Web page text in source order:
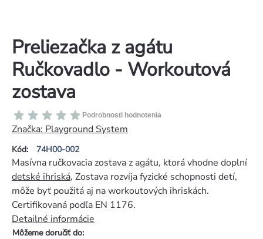
Preliezačka z agátu
Ručkovadlo - Workoutová
zostava
Kód: 74H00-002
Priemerné
hodnotenie
produktu
je
0,0
z
5
hviezdičiek.
Podrobnosti hodnotenia
Značka: Playground System
Môžeme doručiť do:
Masívna ručkovacia zostava z agátu, ktorá vhodne doplní
detské ihriská, Zostava rozvíja fyzické schopnosti detí,
môže byť použitá aj na workoutových ihriskách.
Certifikovaná podľa EN 1176.
Detailné informácie